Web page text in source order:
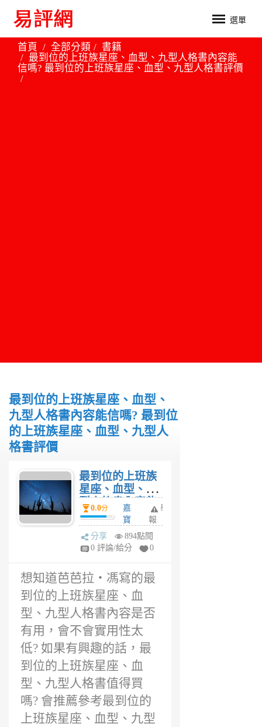
選單
首頁 全部分類
書籍
最到位的上班族星座、血型、九型人格書內容能
信嗎? 最到位的上班族星座、血型、九型人格書評價
最到位的上班族星座、血型、
九型人格書內容能信嗎? 最到位
的上班族星座、血型、九型人
格書評價
最到位的上班族
星座、血型、九
型人格書內容能
信嗎? 最到位的
上班族星座、血
型、九型人格書
評價
0.0分
嘉
寶
6
年
舉
報
分享
894點閱
0 評論/給分
0
想知道芭芭拉‧馮寫的最
到位的上班族星座、血
型、九型人格書內容是否
有用，會不會實用性太
低? 如果有興趣的話，最
到位的上班族星座、血
型、九型人格書值得買
嗎? 會推薦參考最到位的
上班族星座、血型、九型